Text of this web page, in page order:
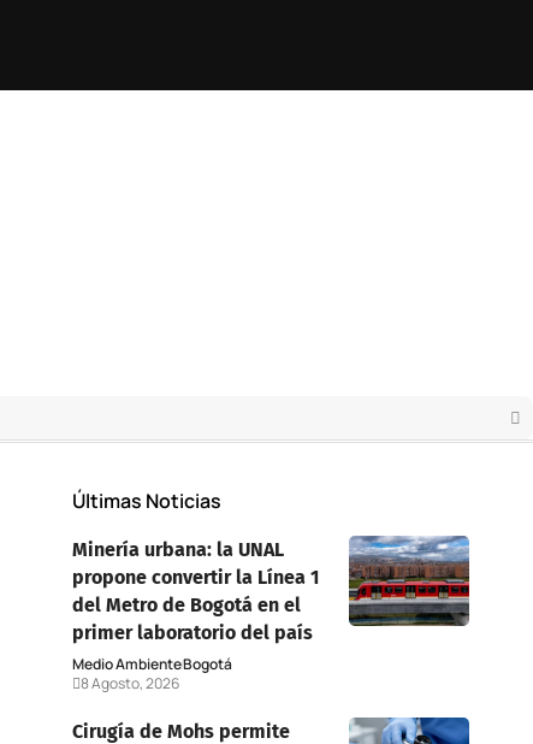
Últimas Noticias
Minería urbana: la UNAL
propone convertir la Línea 1
del Metro de Bogotá en el
primer laboratorio del país
Medio AmbienteBogotá
8 Agosto, 2026
Cirugía de Mohs permite